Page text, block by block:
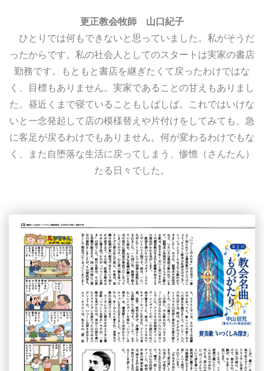
更正教会牧師 山口紀子
ひとりでは何もできないと思っていました。私がそうだ
ったからです。私の社会人としてのスタートは実家の書店
勤務です。もともと書店を継ぎたくて戻ったわけではな
く、目標もありません。実家であることの甘えもありまし
た。昼近くまで寝ていることもしばしば。これではいけな
いと一念発起して店の模様替えや片付けをしてみても、急
に客足が戻るわけでもありません。何が変わるわけでもな
く、また自堕落な生活に戻ってしまう、惨憺（さんたん）
たる日々でした。